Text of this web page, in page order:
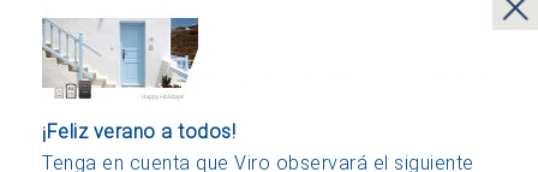
¡Feliz verano a todos!
Tenga en cuenta que Viro observará el siguiente
Última actualización 12/05/2023
Privacy policy Cookie